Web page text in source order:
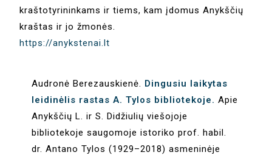
kraštotyrininkams ir tiems, kam įdomus Anykščių
kraštas ir jo žmonės.
https://anykstenai.lt
Audronė Berezauskienė. Dingusiu laikytas
leidinėlis rastas A. Tylos bibliotekoje. Apie
Anykščių L. ir S. Didžiulių viešojoje
bibliotekoje saugomoje istoriko prof. habil.
dr. Antano Tylos (1929–2018) asmeninėje